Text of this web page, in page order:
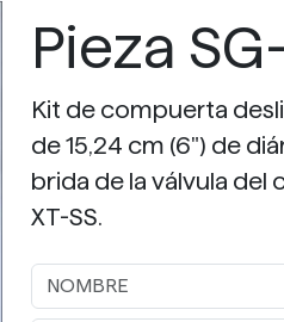
Pieza
Kit de compuerta
de 15,24 cm (6") de
brida de la válvula del
XT-SS.